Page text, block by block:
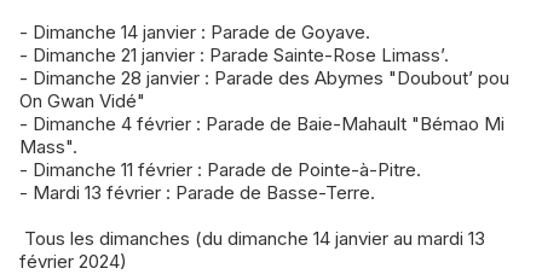
- Dimanche 14 janvier : Parade de Goyave.
- Dimanche 21 janvier : Parade Sainte-Rose Limass’.
- Dimanche 28 janvier : Parade des Abymes "Doubout’ pou
On Gwan Vidé"
- Dimanche 4 février : Parade de Baie-Mahault "Bémao Mi
Mass".
- Dimanche 11 février : Parade de Pointe-à-Pitre.
- Mardi 13 février : Parade de Basse-Terre.
Tous les dimanches (du dimanche 14 janvier au mardi 13
février 2024)